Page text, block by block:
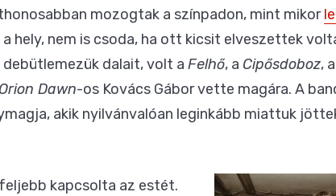
mozogtak a színpadon, mint mikor
hely, nem is csoda, ha ott kicsit elveszettek
dalait, volt a Felhő, a Cipősdoboz,
Orion Dawn-os Kovács Gábor vette magára. A
akik nyilvánvalóan leginkább miattuk
kapcsolta az estét.